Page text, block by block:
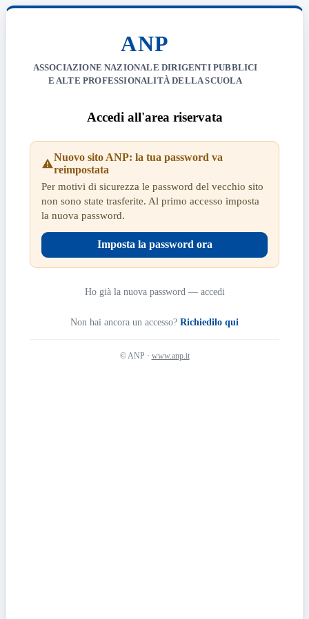
ANP
ASSOCIAZIONE NAZIONALE DIRIGENTI PUBBLICI
E ALTE PROFESSIONALITÀ DELLA SCUOLA
Accedi all'area riservata
Nuovo sito ANP: la tua password va
reimpostata
Per motivi di sicurezza le password del vecchio sito
non sono state trasferite. Al primo accesso imposta
la nuova password.
Imposta la password ora
Ho già la nuova password — accedi
Non hai ancora un accesso? Richiedilo qui
© ANP · www.anp.it